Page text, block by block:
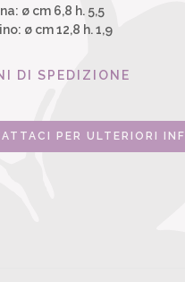
ø cm 6,8 h. 5,5
ø cm 12,8 h. 1,9
DI SPEDIZIONE
PER ULTERIORI